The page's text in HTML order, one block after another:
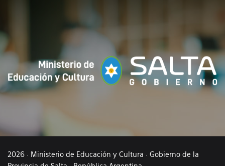
2026 · Ministerio de Educación y Cultura · Gobierno de la